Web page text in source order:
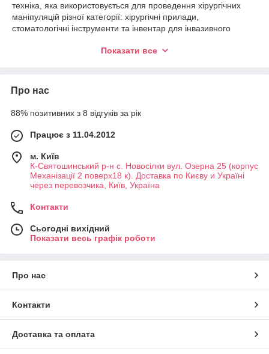
техніка, яка використовується для проведення хірургічних
маніпуляцій різної категорії: хірургічні прилади,
стоматологічні інструменти та інвентар для інвазивного
хірургічних
в в Києві
якому
регіоні
України?
Звертайтес
Медпромпл
юс! Ми
пропонуєм
о:
знижені ціни, які не включені надбавки на оффлайн-
витрати;
наявність 95% продукції на складі;
Показати все
Про нас
88% позитивних з 8 відгуків за рік
Працює з 11.04.2012
м. Київ
К-Святошинський р-н с. Новосілки вул. Озерна 25 (корпус
Механізації 2 поверх18 к). Доставка по Києву и Україні
через перевозчика, Київ, Україна
Контакти
Сьогодні вихідний
Показати весь графік роботи
Про нас
Контакти
Доставка та оплата